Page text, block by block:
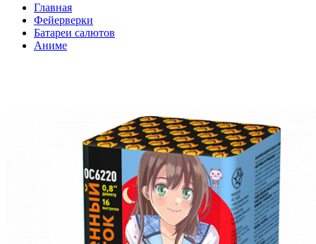
Главная
Фейерверки
Батареи салютов
Аниме